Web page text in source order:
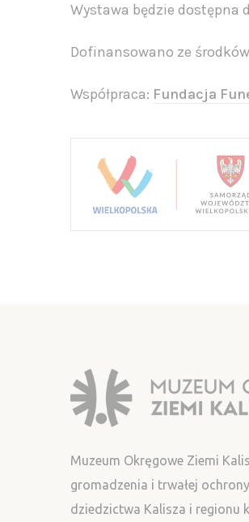
Wystawa będzie dostępna
Dofinansowano ze
Współpraca: Fundacja
Muzeum Okręgowe Ziemi
gromadzenia i trwałej
dziedzictwa Kalisza i regionu